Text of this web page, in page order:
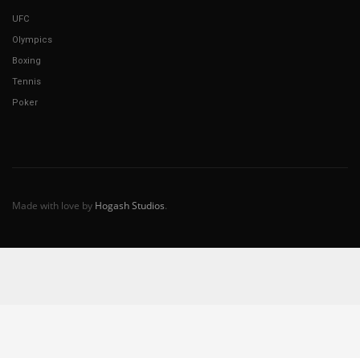
UFC
Olympics
Boxing
Tennis
Poker
Made with love by Hogash Studios.